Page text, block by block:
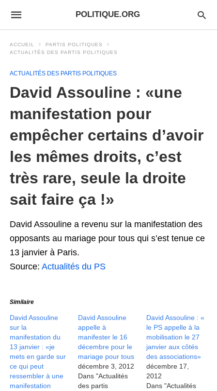
POLITIQUE.ORG
ACCUEIL
PARTIS POLITIQUES
ACTUALITÉS DES PARTIS POLITIQUES
ACTUALITÉS DES PARTIS POLITIQUES
David Assouline : «une
manifestation pour
empêcher certains d’avoir
les mêmes droits, c’est
très rare, seule la droite
sait faire ça !»
David Assouline a revenu sur la manifestation des
opposants au mariage pour tous qui s’est tenue ce
13 janvier à Paris.
Source: Actualités du PS
Similaire
David Assouline
sur la
manifestation du
13 janvier : «je
mets en garde sur
ce qui peut
ressembler à une
manifestation
David Assouline
appelle à
manifester le 16
décembre pour le
mariage pour tous
décembre 3, 2012
Dans "Actualités
des partis
David Assouline : «
le PS appelle à la
mobilisation le 27
janvier aux côtés
des associations»
décembre 17,
2012
Dans "Actualités